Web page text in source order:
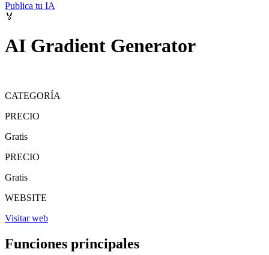
Publica tu IA
🏅
AI Gradient Generator
CATEGORÍA
PRECIO
Gratis
PRECIO
Gratis
WEBSITE
Visitar web
Funciones principales